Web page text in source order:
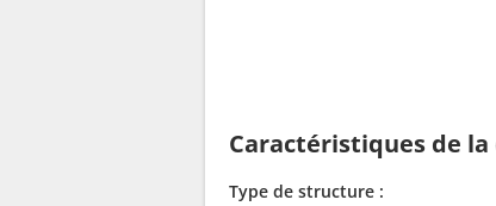
Caractéristiques de la
Type de structure :